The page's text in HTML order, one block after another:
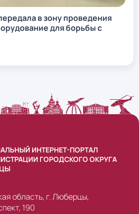
в зону проведения
для борьбы с
ИНТЕРНЕТ-ПОРТАЛ
ГОРОДСКОГО ОКРУГА
область, г. Люберцы,
190